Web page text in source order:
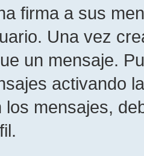
firma a sus
Una vez
un mensaje.
activando
los mensajes,